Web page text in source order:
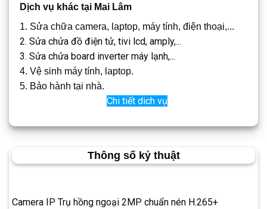
Dịch vụ khác tại Mai Lâm
1. Sửa chữa camera, laptop, máy tính, điện thoại,...
2. Sửa chửa đồ điện tử, tivi lcd, amply,...
3. Sửa chửa board inverter máy lạnh,...
4. Vệ sinh máy tính, laptop.
5. Bảo hành tại nhà.
Chi tiết dich vụ
Thông số kỷ thuật
Camera IP Trụ hồng ngoại 2MP chuẩn nén H.265+